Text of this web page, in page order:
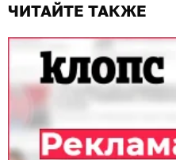
ЧИТАЙТЕ ТАКЖЕ